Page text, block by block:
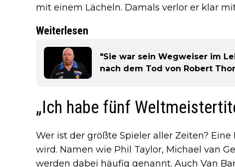
mit einem Lächeln. Damals verlor er klar mit
Weiterlesen
"Sie war sein Wegweiser im
nach dem Tod von Robert
„Ich habe fünf
Wer ist der größte Spieler aller Zeiten?
wird. Namen wie Phil Taylor, Michael van
werden dabei häufig genannt. Auch Van